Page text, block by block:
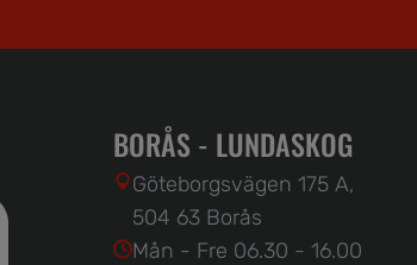
BORÅS - LUNDASKOG
Göteborgsvägen 175 A,
504 63 Borås
Mån - Fre 06.30 - 16.00